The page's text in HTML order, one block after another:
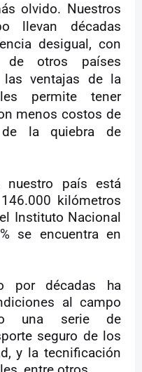
olvido. Nuestros
llevan décadas
desigual, con
de otros países
las ventajas de la
permite tener
menos costos de
la quiebra de
nuestro país está
kilómetros
Instituto Nacional
se encuentra en
por décadas ha
al campo
una serie de
seguro de los
y la tecnificación